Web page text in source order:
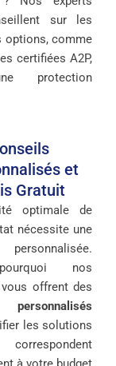
sur les
options, comme
certifiées A2P,
protection
et
Gratuit
optimale de
nécessite une
personnalisée.
nos
offrent des
les solutions